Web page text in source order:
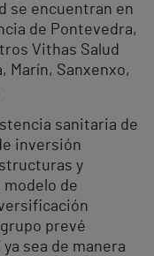
se encuentran en
de Pontevedra,
Vithas Salud
Marín, Sanxenxo,
sanitaria de
inversión
y
de
prevé
sea de manera